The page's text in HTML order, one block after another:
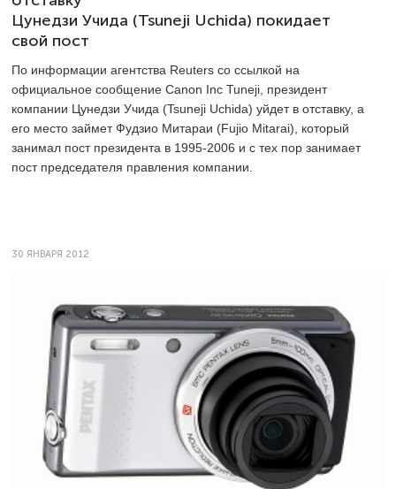
Цунедзи Учида (Tsuneji Uchida) покидает
свой пост
По информации агентства Reuters со ссылкой на
официальное сообщение Canon Inc Tuneji, президент
компании Цунедзи Учида (Tsuneji Uchida) уйдет в отставку, а
его место займет Фудзио Митараи (Fujio Mitarai), который
занимал пост президента в 1995-2006 и с тех пор занимает
пост председателя правления компании.
30 ЯНВАРЯ 2012